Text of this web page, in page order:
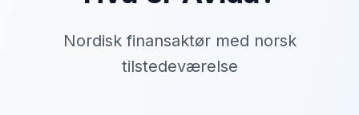
Nordisk finansaktør med norsk
tilstedeværelse